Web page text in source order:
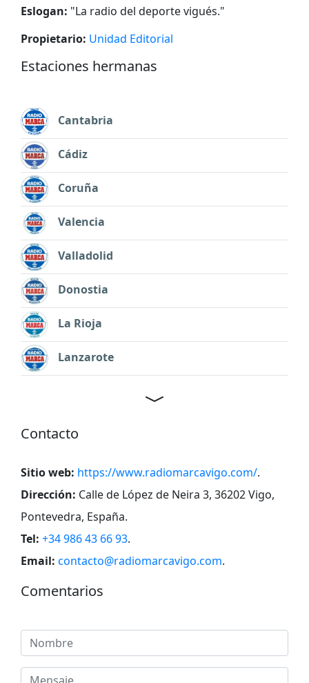
Eslogan: "La radio del deporte vigués."
Propietario: Unidad Editorial
Estaciones hermanas
Cantabria
Cádiz
Coruña
Valencia
Valladolid
Donostia
La Rioja
Lanzarote
Contacto
Sitio web: https://www.radiomarcavigo.com/.
Dirección: Calle de López de Neira 3, 36202 Vigo,
Pontevedra, España.
Tel: +34 986 43 66 93.
Email: contacto@radiomarcavigo.com.
Comentarios